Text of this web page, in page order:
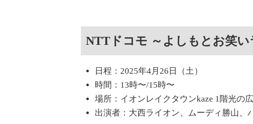
NTTドコモ ～よしもとお笑い
日程：2025年4月26日（土）
時間：13時〜/15時〜
場所：イオンレイクタウンkaze 1階光の
出演者：大西ライオン、ムーディ勝山、